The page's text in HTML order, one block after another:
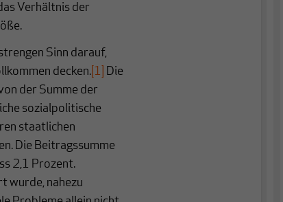
Verhältnis der
Sinn darauf,
decken.[1] Die
der Summe der
sozialpolitische
staatlichen
Die Beitragssumme
2,1 Prozent.
wurde, nahezu